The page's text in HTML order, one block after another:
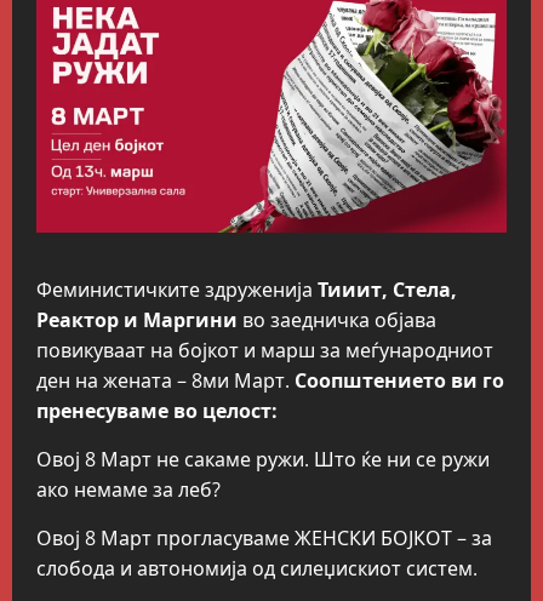
Феминистичките здруженија Тииит, Стела,
Реактор и Маргини во заедничка објава
повикуваат на бојкот и марш за меѓународниот
ден на жената – 8ми Март. Соопштението ви го
пренесуваме во целост:
Овој 8 Март не сакаме ружи. Што ќе ни се ружи
ако немаме за леб?
Овој 8 Март прогласуваме ЖЕНСКИ БОЈКОТ – за
слобода и автономија од силеџискиот систем.